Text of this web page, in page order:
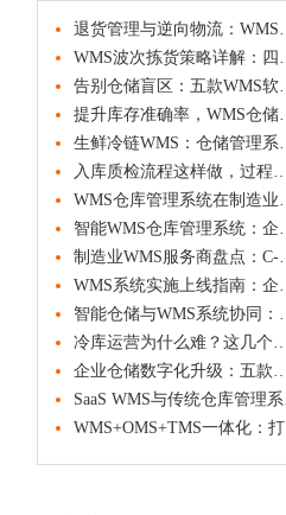
退货管理与逆向物流：WMS仓库管理系统如何破解退货难题
WMS波次拣货策略详解：四种聚合方式与路径优化方法
告别仓储盲区：五款WMS软件功能与适用场景横向观察
提升库存准确率，WMS仓储管理系统的四种盘点策略解析
生鲜冷链WMS：仓储管理系统如何守护食品安全与效期管控
入库质检流程这样做，过程管控更透明
WMS仓库管理系统在制造业的应用方案
智能WMS仓库管理系统：企业数字化转型的新趋势
制造业WMS服务商盘点：C-WMS、鼎捷、盘古信息、西门子、中之杰等方案对比
WMS系统实施上线指南：企业如何平稳推进仓储数字化转型
智能仓储与WMS系统协同：自动化设备如何重塑仓库运营效率
冷库运营为什么难？这几个方面是关键
企业仓储数字化升级：五款主流WMS产品功能对比与选型参考
SaaS WMS与传统仓库管理系统对比：企业数字化升级如何选对方向
WMS+OMS+TMS一体化：打造高效协同的数字供应链体系